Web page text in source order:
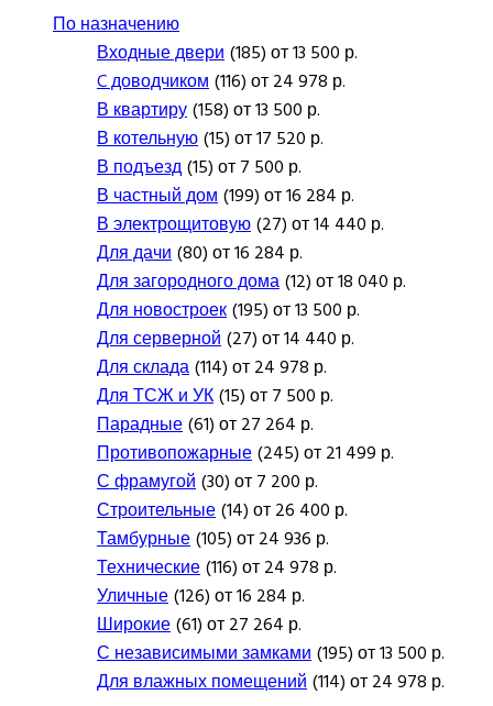
По назначению
Входные двери(185) от 13 500 р.
C доводчиком(116) от 24 978 р.
В квартиру(158) от 13 500 р.
В котельную(15) от 17 520 р.
В подъезд(15) от 7 500 р.
В частный дом(199) от 16 284 р.
В электрощитовую(27) от 14 440 р.
Для дачи(80) от 16 284 р.
Для загородного дома(12) от 18 040 р.
Для новостроек(195) от 13 500 р.
Для серверной(27) от 14 440 р.
Для склада(114) от 24 978 р.
Для ТСЖ и УК(15) от 7 500 р.
Парадные(61) от 27 264 р.
Противопожарные(245) от 21 499 р.
С фрамугой(30) от 7 200 р.
Строительные(14) от 26 400 р.
Тамбурные(105) от 24 936 р.
Технические(116) от 24 978 р.
Уличные(126) от 16 284 р.
Широкие(61) от 27 264 р.
С независимыми замками(195) от 13 500 р.
Для влажных помещений(114) от 24 978 р.